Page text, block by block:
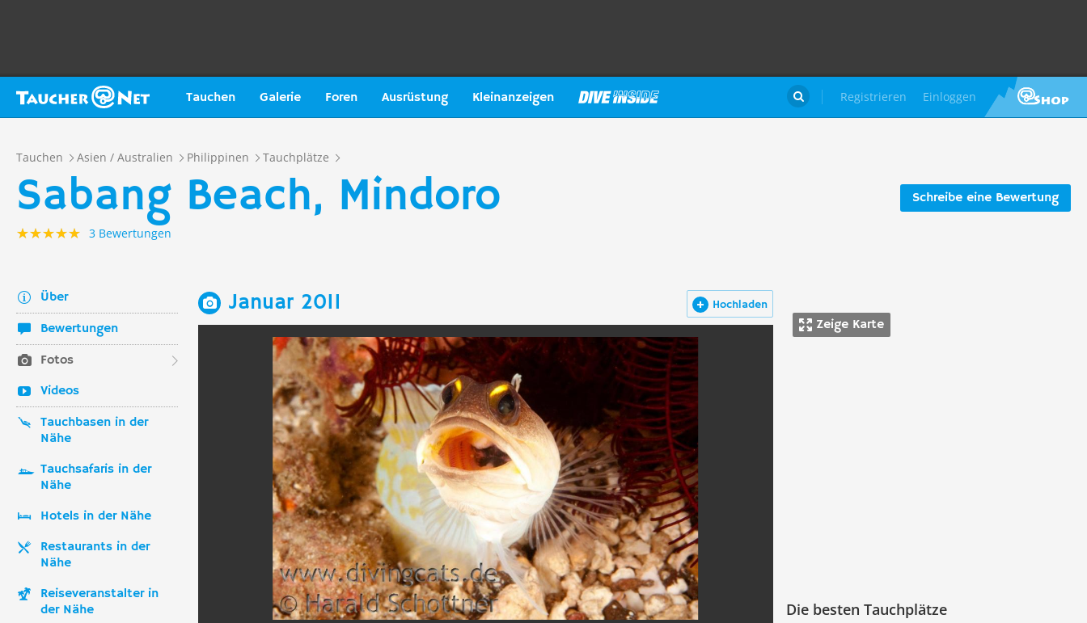
Tauchen Galerie Foren Ausrüstung Kleinanzeigen Registrieren Einloggen

Tauchen Asien / Australien Philippinen Tauchplätze
Schreibe eine Bewertung
Sabang Beach, Mindoro
3 Bewertungen
Über
Bewertungen
Fotos
Videos
Tauchbasen in der
Nähe
Tauchsafaris in der
Nähe
Hotels in der Nähe
Restaurants in der
Nähe
Reiseveranstalter in
der Nähe
Zeige Karte
Die besten Tauchplätze
Hochladen
Januar 2011